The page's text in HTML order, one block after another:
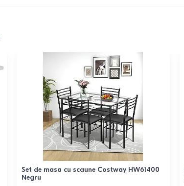
Set de masa cu scaune Costway HW61400
Negru